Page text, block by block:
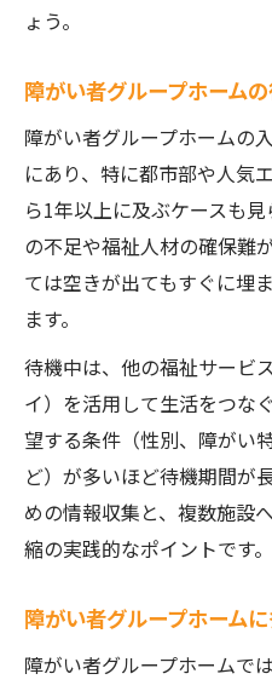
ょう。
障がい者グループホーム
障がい者グループホームの
にあり、特に都市部や人気
ら1年以上に及ぶケースも
の不足や福祉人材の確保難
ては空きが出てもすぐに埋
ます。
待機中は、他の福祉サービ
イ）を活用して生活をつな
望する条件（性別、障がい
ど）が多いほど待機期間が
めの情報収集と、複数施設
縮の実践的なポイントです。
障がい者グループホーム
障がい者グループホームで